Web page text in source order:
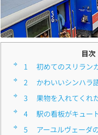
目次
1
■初めてのスリラン
2
■かわいいシンハラ
3
■果物を入れてくれ
4
■駅の看板がキュー
5
■アーユルヴェーダ